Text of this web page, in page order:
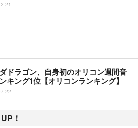
21
ドラゴン、自身初のオリコン週間音
キング1位【オリコンランキング】
22
！